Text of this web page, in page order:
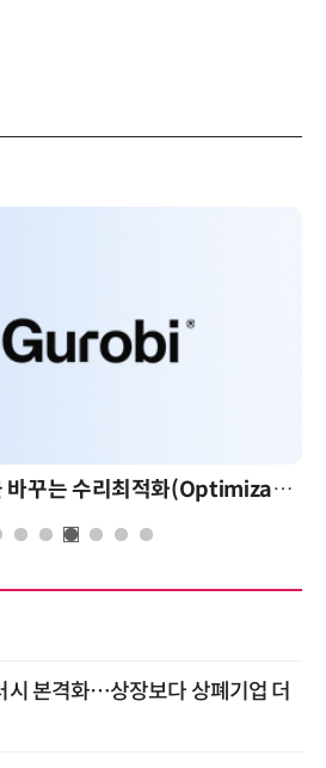
AI 시대의 의사결정을 바꾸는 수리최적화(Optimization): 실제 산업 적용 사례와 활용 전략
시 본격화…상장보다 상폐기업 더